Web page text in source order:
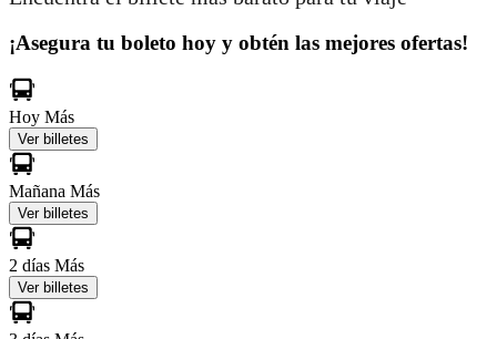
¡Asegura tu boleto hoy y obtén las mejores ofertas!
Hoy Más
Ver billetes
Mañana Más
Ver billetes
2 días Más
Ver billetes